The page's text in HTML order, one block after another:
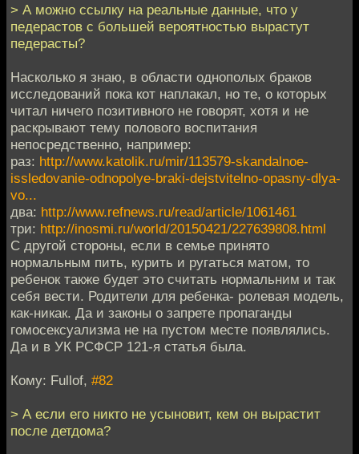
> А можно ссылку на реальные данные, что у
педерастов с большей вероятностью вырастут
педерасты?
Насколько я знаю, в области однополых браков
исследований пока кот наплакал, но те, о которых
читал ничего позитивного не говорят, хотя и не
раскрывают тему полового воспитания
непосредственно, например:
раз: http://www.katolik.ru/mir/113579-skandalnoe-
issledovanie-odnopolye-braki-dejstvitelno-opasny-dlya-
vo...
два: http://www.refnews.ru/read/article/1061461
три: http://inosmi.ru/world/20150421/227639808.html
С другой стороны, если в семье принято
нормальным пить, курить и ругаться матом, то
ребенок также будет это считать нормальним и так
себя вести. Родители для ребенка- ролевая модель,
как-никак. Да и законы о запрете пропаганды
гомосексуализма не на пустом месте появлялись.
Да и в УК РСФСР 121-я статья была.
Кому: Fullof, #82
> А если его никто не усыновит, кем он вырастит
после детдома?